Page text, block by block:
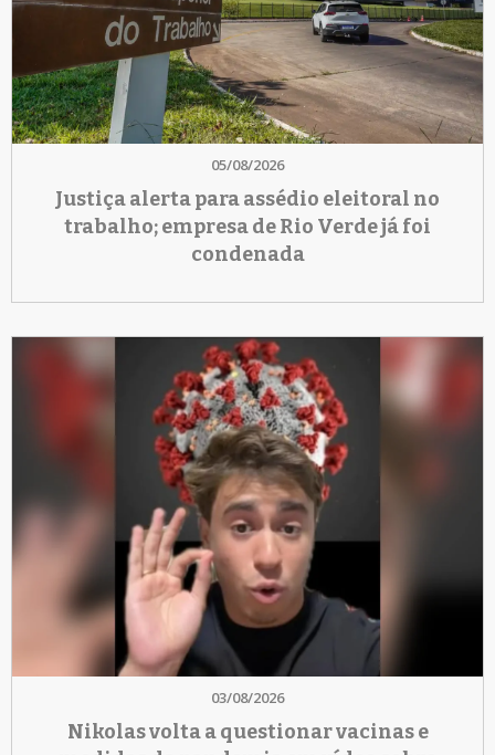
05/08/2026
Justiça alerta para assédio eleitoral no
trabalho; empresa de Rio Verde já foi
condenada
03/08/2026
Nikolas volta a questionar vacinas e